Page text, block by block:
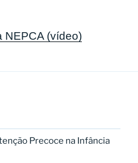
NEPCA (vídeo)
Precoce na Infância